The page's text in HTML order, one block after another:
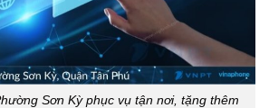
Sơn Kỳ phục vụ tận nơi, tặng thêm